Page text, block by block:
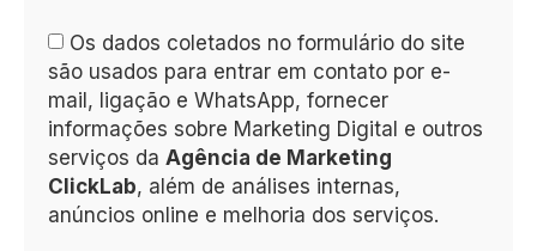
Os dados coletados no formulário do site
são usados para entrar em contato por e-
mail, ligação e WhatsApp, fornecer
informações sobre Marketing Digital e outros
serviços da Agência de Marketing
ClickLab, além de análises internas,
anúncios online e melhoria dos serviços.